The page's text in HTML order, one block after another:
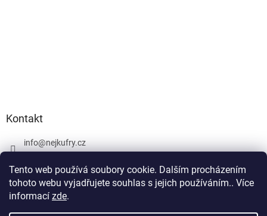
Tento web používá soubory cookie. Dalším procházením
tohoto webu vyjadřujete souhlas s jejich používáním.. Více
informací zde.
Kontakt
info@nejkufry.cz
Facebook